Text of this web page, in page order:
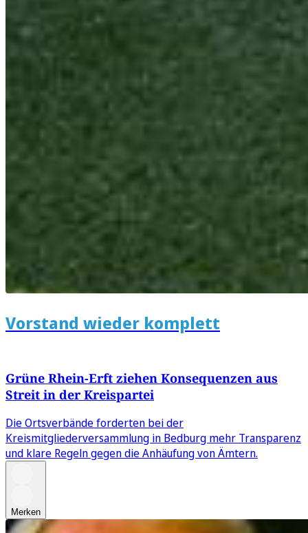
Vorstand wieder komplett
Grüne Rhein-Erft ziehen Konsequenzen aus
Streit in der Kreispartei
Die Ortsverbände forderten bei der
Kreismitgliederversammlung in Bedburg mehr Transparenz
und klare Regeln gegen die Anhäufung von Ämtern.
Merken